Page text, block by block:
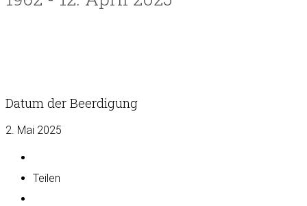
Datum der Beerdigung
2. Mai 2025
Teilen